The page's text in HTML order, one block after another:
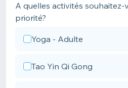
A quelles activités
priorité?
Yoga - Adulte
Tao Yin Qi Gong